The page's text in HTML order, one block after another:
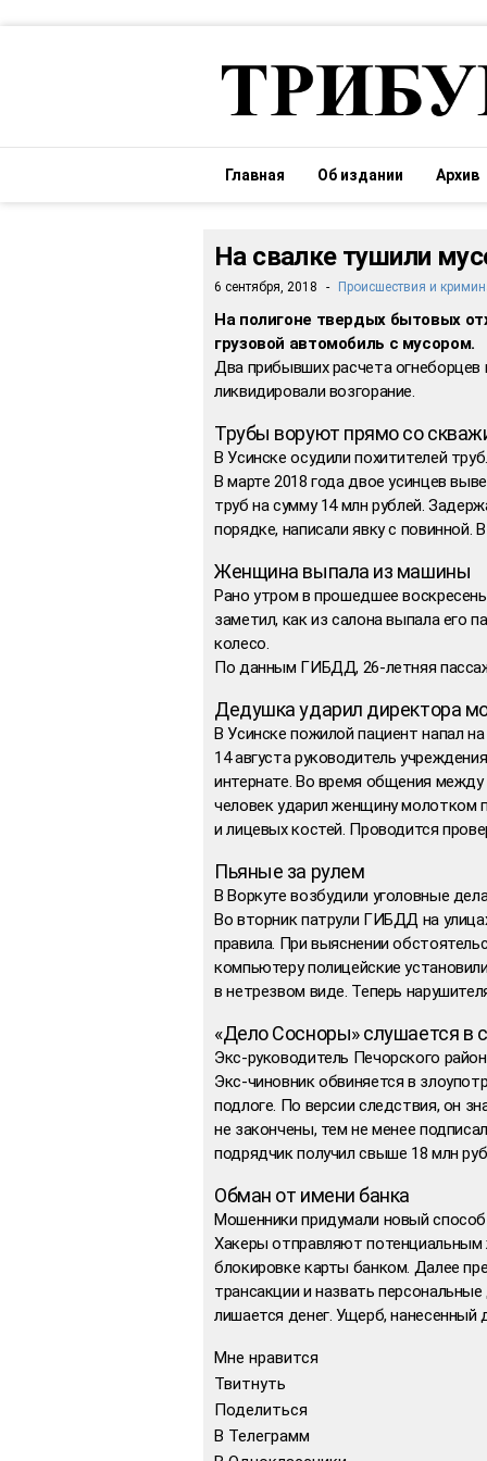
Главная Об издании Архив
На свалке тушили
6 сентября, 2018 - Происшествия и
На полигоне твердых бытовых
грузовой автомобиль с мусором.
Два прибывших расчета огнеборцев
ликвидировали возгорание.
Трубы воруют прямо со
В Усинске осудили похитителей труб.
В марте 2018 года двое усинцев
труб на сумму 14 млн рублей.
порядке, написали явку с повинной.
Женщина выпала из машины
Рано утром в прошедшее
заметил, как из салона выпала его
колесо.
По данным ГИБДД, 26-летняя
Дедушка ударил директора
В Усинске пожилой пациент напал
14 августа руководитель
интернате. Во время общения между
человек ударил женщину молотком
и лицевых костей. Проводится
Пьяные за рулем
В Воркуте возбудили уголовные
Во вторник патрули ГИБДД на
правила. При выяснении
компьютеру полицейские
в нетрезвом виде. Теперь
«Дело Сосноры» слушается в
Экс-руководитель Печорского
Экс-чиновник обвиняется в
подлоге. По версии следствия, он
не закончены, тем не менее
подрядчик получил свыше 18 млн
Обман от имени банка
Мошенники придумали новый способ
Хакеры отправляют
блокировке карты банком. Далее
трансакции и назвать
лишается денег. Ущерб,
Мне нравится
Твитнуть
Поделиться
В Телеграмм